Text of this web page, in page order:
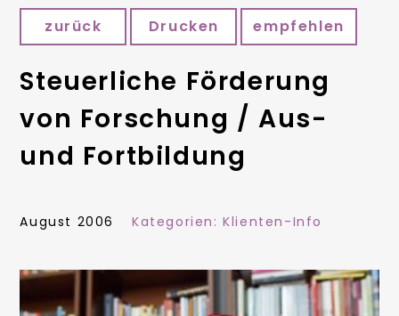
zurück Drucken empfehlen
Steuerliche Förderung
von Forschung / Aus-
und Fortbildung
August 2006 Kategorien:Klienten-Info